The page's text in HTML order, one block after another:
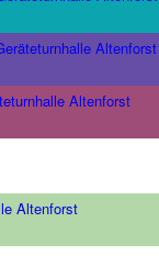
Altenforst
Altenforst
Altenforst